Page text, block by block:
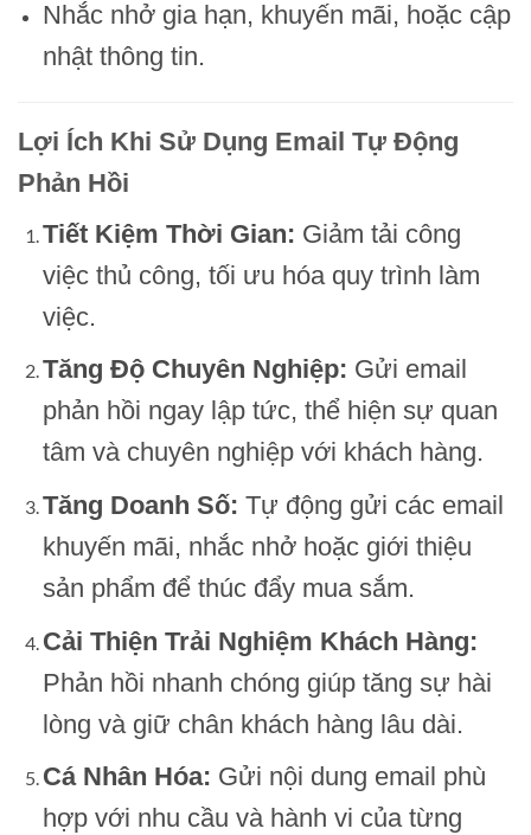
Nhắc nhở gia hạn, khuyến mãi, hoặc cập
nhật thông tin.
Lợi Ích Khi Sử Dụng Email Tự Động
Phản Hồi
Tiết Kiệm Thời Gian: Giảm tải công
việc thủ công, tối ưu hóa quy trình làm
việc.
Tăng Độ Chuyên Nghiệp: Gửi email
phản hồi ngay lập tức, thể hiện sự quan
tâm và chuyên nghiệp với khách hàng.
Tăng Doanh Số: Tự động gửi các email
khuyến mãi, nhắc nhở hoặc giới thiệu
sản phẩm để thúc đẩy mua sắm.
Cải Thiện Trải Nghiệm Khách Hàng:
Phản hồi nhanh chóng giúp tăng sự hài
lòng và giữ chân khách hàng lâu dài.
Cá Nhân Hóa: Gửi nội dung email phù
hợp với nhu cầu và hành vi của từng